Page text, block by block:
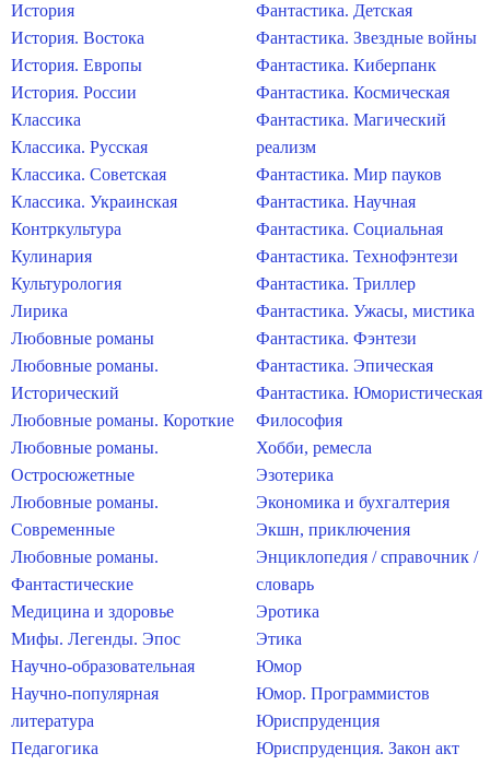
История
История. Востока
История. Европы
История. России
Классика
Классика. Русская
Классика. Советская
Классика. Украинская
Контркультура
Кулинария
Культурология
Лирика
Любовные романы
Любовные романы.
Исторический
Любовные романы. Короткие
Любовные романы.
Остросюжетные
Любовные романы.
Современные
Любовные романы.
Фантастические
Медицина и здоровье
Мифы. Легенды. Эпос
Научно-образовательная
Научно-популярная
литература
Педагогика
Фантастика. Детская
Фантастика. Звездные войны
Фантастика. Киберпанк
Фантастика. Космическая
Фантастика. Магический
реализм
Фантастика. Мир пауков
Фантастика. Научная
Фантастика. Социальная
Фантастика. Технофэнтези
Фантастика. Триллер
Фантастика. Ужасы, мистика
Фантастика. Фэнтези
Фантастика. Эпическая
Фантастика. Юмористическая
Философия
Хобби, ремесла
Эзотерика
Экономика и бухгалтерия
Экшн, приключения
Энциклопедия / справочник /
словарь
Эротика
Этика
Юмор
Юмор. Программистов
Юриспруденция
Юриспруденция. Закон акт